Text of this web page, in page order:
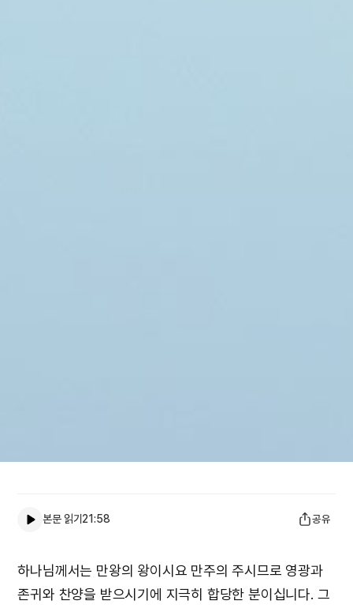
본문 읽기 21:58 공유
하나님께서는 만왕의 왕이시요 만주의 주시므로 영광과
존귀와 찬양을 받으시기에 지극히 합당한 분이십니다. 그